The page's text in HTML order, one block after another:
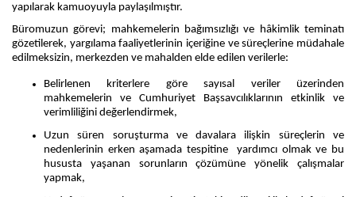
yapılarak kamuoyuyla paylaşılmıştır.
Büromuzun görevi; mahkemelerin bağımsızlığı ve hâkimlik teminatı
gözetilerek, yargılama faaliyetlerinin içeriğine ve süreçlerine müdahale
edilmeksizin, merkezden ve mahalden elde edilen verilerle:
Belirlenen kriterlere göre sayısal veriler üzerinden
mahkemelerin ve Cumhuriyet Başsavcılıklarının etkinlik ve
verimliliğini değerlendirmek,
Uzun süren soruşturma ve davalara ilişkin süreçlerin ve
nedenlerinin erken aşamada tespitine yardımcı olmak ve bu
hususta yaşanan sorunların çözümüne yönelik çalışmalar
yapmak,